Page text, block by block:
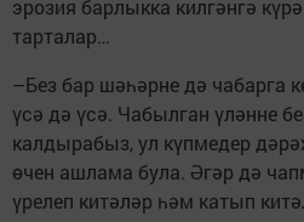
эрозия барлыкка кил­гән­гә
тарталар…
–Без бар шәһәрне дә чабарга
үсә дә үсә. Чабылган үләнне
калдырабыз, ул күпмедер
өчен ашлама була. Әгәр дә
үрелеп китәләр һәм катып